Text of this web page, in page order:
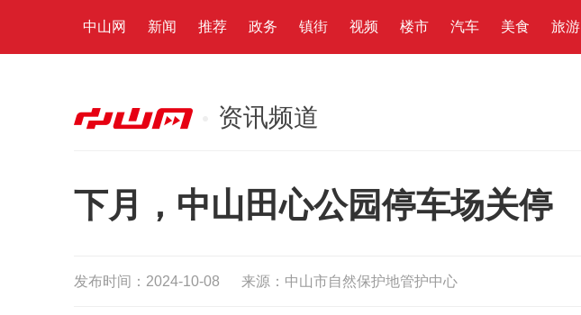
中山网 新闻 推荐 政务 镇街 视频 楼市 汽车 美食 旅游
资讯频道
下月，中山田心公园停车场关停
发布时间：2024-10-08 来源：中山市自然保护地管护中心